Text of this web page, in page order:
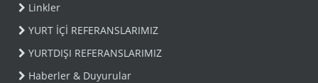
Linkler
YURT İÇİ REFERANSLARIMIZ
YURTDIŞI REFERANSLARIMIZ
Haberler & Duyurular